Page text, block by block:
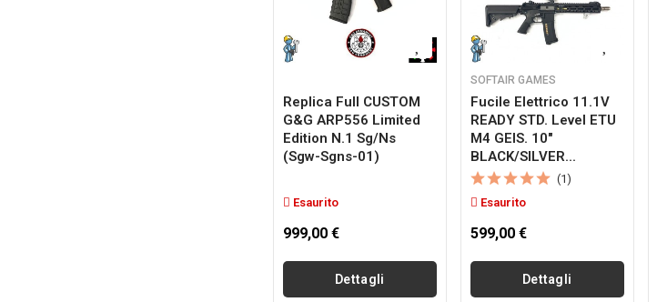
Replica Full CUSTOM
G&G ARP556 Limited
Edition N.1 Sg/ns
(sgw-Sgns-01)
Esaurito
999,00 €
Dettagli
SOFTAIR GAMES
Fucile Elettrico 11.1V
READY STD. Level ETU
M4 GEIS. 10"
BLACK/SILVER...
(1)
Esaurito
599,00 €
Dettagli